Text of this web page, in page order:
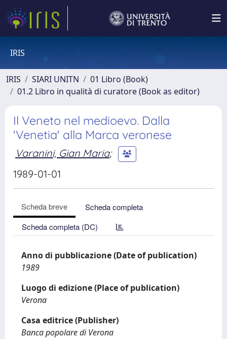
IRIS
IRIS SIARI UNITN
01 Libro (Book)
01.2 Libro in qualità di curatore (Book as editor)
Il Veneto nel medioevo. Dalla
'Venetia' alla Marca veronese
Varanini, Gian Maria;
1989-01-01
Scheda breve
Scheda completa
Scheda completa (DC)
Anno di pubblicazione (Date of publication)
1989
Luogo di edizione (Place of publication)
Verona
Casa editrice (Publisher)
Banca popolare di Verona